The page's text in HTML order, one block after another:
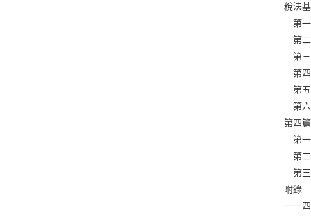
稅法
第一
第二
第三
第四
第五
第六
第四
第一
第二
第三
附錄
一一